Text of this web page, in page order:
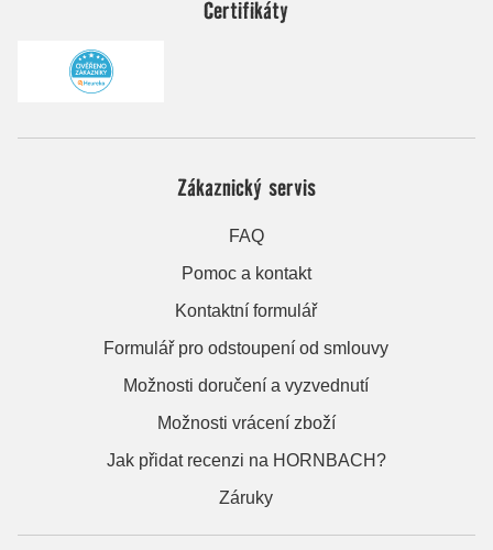
Certifikáty
Zákaznický servis
FAQ
Pomoc a kontakt
Kontaktní formulář
Formulář pro odstoupení od smlouvy
Možnosti doručení a vyzvednutí
Možnosti vrácení zboží
Jak přidat recenzi na HORNBACH?
Záruky